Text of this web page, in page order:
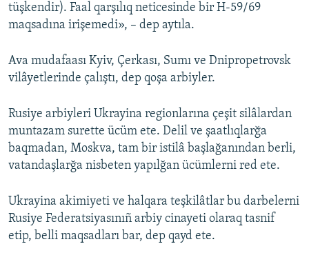
tüşkendir). Faal qarşılıq neticesinde bir H-59/69
maqsadına irişemedi», – dep aytıla.
Ava mudafaası Kyiv, Çerkası, Sumı ve Dnipropetrovsk
vilâyetlerinde çalıştı, dep qoşa arbiyler.
Rusiye arbiyleri Ukrayina regionlarına çeşit silâlardan
muntazam surette ücüm ete. Delil ve şaatlıqlarğa
baqmadan, Moskva, tam bir istilâ başlağanından berli,
vatandaşlarğa nisbeten yapılğan ücümlerni red ete.
Ukrayina akimiyeti ve halqara teşkilâtlar bu darbelerni
Rusiye Federatsiyasınıñ arbiy cinayeti olaraq tasnif
etip, belli maqsadları bar, dep qayd ete.